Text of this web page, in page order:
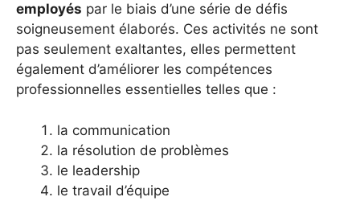
employés par le biais d’une série de défis
soigneusement élaborés. Ces activités ne sont
pas seulement exaltantes, elles permettent
également d’améliorer les compétences
professionnelles essentielles telles que :
la communication
la résolution de problèmes
le leadership
le travail d’équipe